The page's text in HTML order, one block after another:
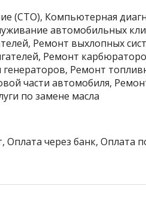
(СТО), Компьютерная
автомобильных
Ремонт выхлопных
Ремонт
Ремонт
части автомобиля,
по замене масла
через банк, Оплата